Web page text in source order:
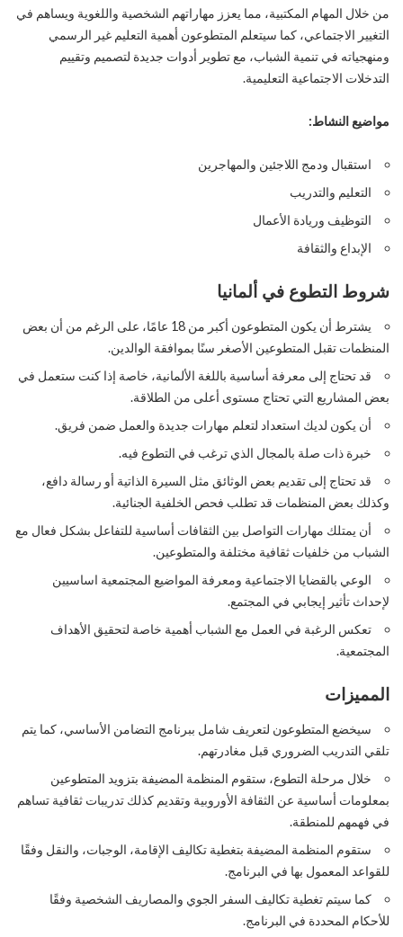
من خلال المهام المكتبية، مما يعزز مهاراتهم الشخصية واللغوية ويساهم في
التغيير الاجتماعي، كما سيتعلم المتطوعون أهمية التعليم غير الرسمي
ومنهجياته في تنمية الشباب، مع تطوير أدوات جديدة لتصميم وتقييم
التدخلات الاجتماعية التعليمية.
مواضيع النشاط:
استقبال ودمج اللاجئين والمهاجرين
التعليم والتدريب
التوظيف وريادة الأعمال
الإبداع والثقافة
شروط التطوع في ألمانيا
يشترط أن يكون المتطوعون أكبر من 18 عامًا، على الرغم من أن بعض
المنظمات تقبل المتطوعين الأصغر سنًا بموافقة الوالدين.
قد تحتاج إلى معرفة أساسية باللغة الألمانية، خاصة إذا كنت ستعمل في
بعض المشاريع التي تحتاج مستوى أعلى من الطلاقة.
أن يكون لديك استعداد لتعلم مهارات جديدة والعمل ضمن فريق.
خبرة ذات صلة بالمجال الذي ترغب في التطوع فيه.
قد تحتاج إلى تقديم بعض الوثائق مثل السيرة الذاتية أو رسالة دافع،
وكذلك بعض المنظمات قد تطلب فحص الخلفية الجنائية.
أن يمتلك مهارات التواصل بين الثقافات أساسية للتفاعل بشكل فعال مع
الشباب من خلفيات ثقافية مختلفة والمتطوعين.
الوعي بالقضايا الاجتماعية ومعرفة المواضيع المجتمعية اساسيين
لإحداث تأثير إيجابي في المجتمع.
تعكس الرغبة في العمل مع الشباب أهمية خاصة لتحقيق الأهداف
المجتمعية.
المميزات
سيخضع المتطوعون لتعريف شامل ببرنامج التضامن الأساسي، كما يتم
تلقي التدريب الضروري قبل مغادرتهم.
خلال مرحلة التطوع، ستقوم المنظمة المضيفة بتزويد المتطوعين
بمعلومات أساسية عن الثقافة الأوروبية وتقديم كذلك تدريبات ثقافية تساهم
في فهمهم للمنطقة.
ستقوم المنظمة المضيفة بتغطية تكاليف الإقامة، الوجبات، والنقل وفقًا
للقواعد المعمول بها في البرنامج.
كما سيتم تغطية تكاليف السفر الجوي والمصاريف الشخصية وفقًا
للأحكام المحددة في البرنامج.